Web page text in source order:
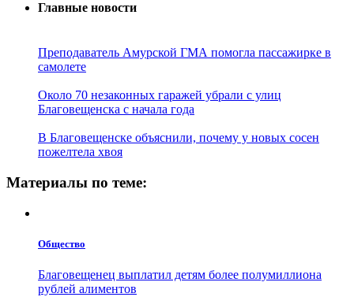
Главные новости
Преподаватель Амурской ГМА помогла пассажирке в
самолете
Около 70 незаконных гаражей убрали с улиц
Благовещенска с начала года
В Благовещенске объяснили, почему у новых сосен
пожелтела хвоя
Материалы по теме:
Общество
Благовещенец выплатил детям более полумиллиона
рублей алиментов